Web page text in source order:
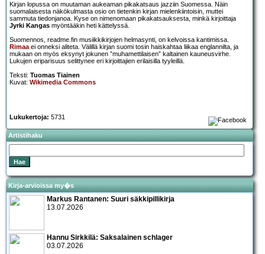
Kirjan lopussa on muutaman aukeaman pikakatsaus jazziin Suomessa. Näin
suomalaisesta näkökulmasta osio on tietenkin kirjan mielenkiintoisin, muttei
sammuta tiedonjanoa. Kyse on nimenomaan pikakatsauksesta, minkä kirjoittaja
Jyrki Kangas myöntääkin heti kättelyssä.
Suomennos, readme.fin musiikkikirjojen helmasynti, on kelvoissa kantimissa.
Rimaaei onneksi aliteta. Välillä kirjan suomi tosin haiskahtaa liikaa englannilta, ja
mukaan on myös eksynyt jokunen ”muhamettilaisen” kaltainen kauneusvirhe.
Lukujen eriparisuus selittynee eri kirjoittajien erilaisilla tyyleillä.
Teksti: Tuomas Tiainen
Kuvat: Wikimedia Commons
Lukukertoja: 5731
Artistihaku
Kirja-arvioissa my�s
Markus Rantanen: Suuri säkkipillikirja
13.07.2026
Hannu Sirkkilä: Saksalainen schlager
03.07.2026